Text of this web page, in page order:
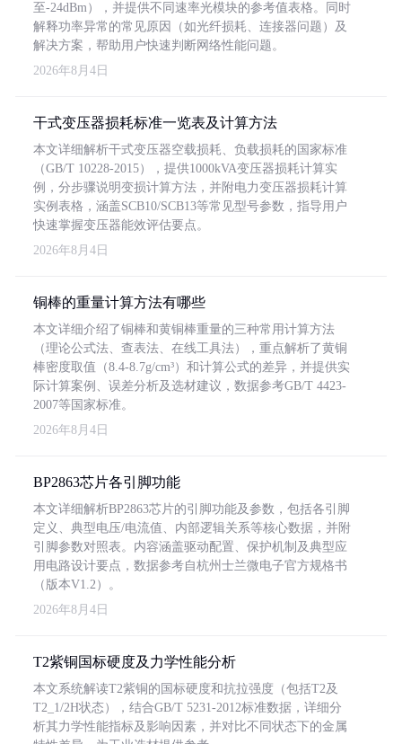
至-24dBm），并提供不同速率光模块的参考值表格。同时
解释功率异常的常见原因（如光纤损耗、连接器问题）及
解决方案，帮助用户快速判断网络性能问题。
2026年8月4日
干式变压器损耗标准一览表及计算方法
本文详细解析干式变压器空载损耗、负载损耗的国家标准
（GB/T 10228-2015），提供1000kVA变压器损耗计算实
例，分步骤说明变损计算方法，并附电力变压器损耗计算
实例表格，涵盖SCB10/SCB13等常见型号参数，指导用户
快速掌握变压器能效评估要点。
2026年8月4日
铜棒的重量计算方法有哪些
本文详细介绍了铜棒和黄铜棒重量的三种常用计算方法
（理论公式法、查表法、在线工具法），重点解析了黄铜
棒密度取值（8.4-8.7g/cm³）和计算公式的差异，并提供实
际计算案例、误差分析及选材建议，数据参考GB/T 4423-
2007等国家标准。
2026年8月4日
BP2863芯片各引脚功能
本文详细解析BP2863芯片的引脚功能及参数，包括各引脚
定义、典型电压/电流值、内部逻辑关系等核心数据，并附
引脚参数对照表。内容涵盖驱动配置、保护机制及典型应
用电路设计要点，数据参考自杭州士兰微电子官方规格书
（版本V1.2）。
2026年8月4日
T2紫铜国标硬度及力学性能分析
本文系统解读T2紫铜的国标硬度和抗拉强度（包括T2及
T2_1/2H状态），结合GB/T 5231-2012标准数据，详细分
析其力学性能指标及影响因素，并对比不同状态下的金属